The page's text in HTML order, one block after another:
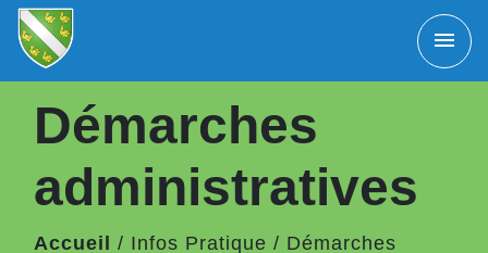
menu
Démarches
administratives
Accueil / Infos Pratique / Démarches